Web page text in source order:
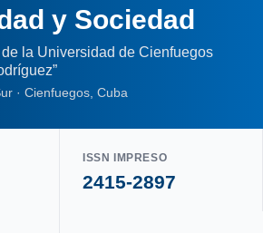
y Sociedad
la Universidad de Cienfuegos
· Cienfuegos, Cuba
ISSN IMPRESO
2415-2897